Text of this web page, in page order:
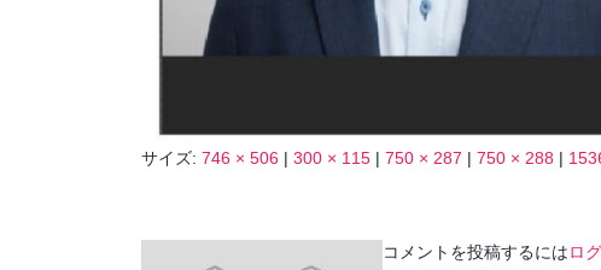
サイズ: 746 × 506 | 300 × 115 | 750 × 287 | 750 × 288 |
コメントを投稿するにはロ